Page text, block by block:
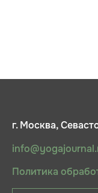
г. Москва,
Политика